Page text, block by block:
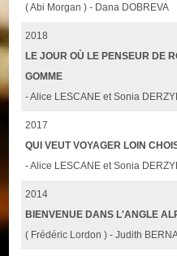
( Abi Morgan ) - Dana DOBREVA
2018
LE JOUR OÙ LE PENSEUR DE
GOMME
- Alice LESCANE et Sonia
2017
QUI VEUT VOYAGER LOIN
- Alice LESCANE et Sonia
2014
BIENVENUE DANS L'ANGLE
( Frédéric Lordon ) - Judith